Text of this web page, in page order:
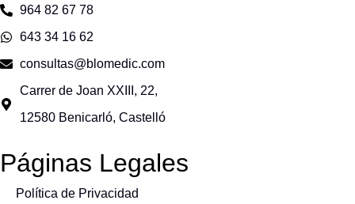
964 82 67 78
643 34 16 62
consultas@blomedic.com
Carrer de Joan XXIII, 22,
12580 Benicarló, Castelló
Páginas Legales
Política de Privacidad